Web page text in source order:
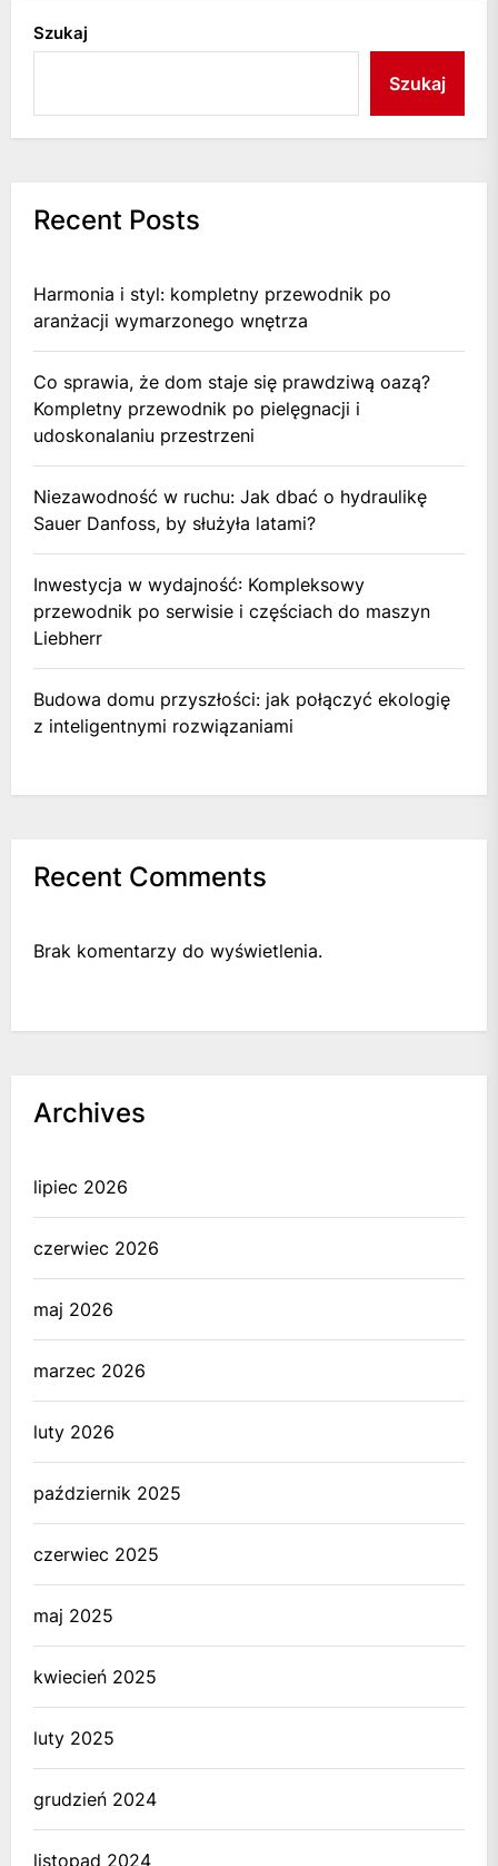
Szukaj
Szukaj
Recent Posts
Harmonia i styl: kompletny przewodnik po
aranżacji wymarzonego wnętrza
Co sprawia, że dom staje się prawdziwą oazą?
Kompletny przewodnik po pielęgnacji i
udoskonalaniu przestrzeni
Niezawodność w ruchu: Jak dbać o hydraulikę
Sauer Danfoss, by służyła latami?
Inwestycja w wydajność: Kompleksowy
przewodnik po serwisie i częściach do maszyn
Liebherr
Budowa domu przyszłości: jak połączyć ekologię
z inteligentnymi rozwiązaniami
Recent Comments
Brak komentarzy do wyświetlenia.
Archives
lipiec 2026
czerwiec 2026
maj 2026
marzec 2026
luty 2026
październik 2025
czerwiec 2025
maj 2025
kwiecień 2025
luty 2025
grudzień 2024
listopad 2024